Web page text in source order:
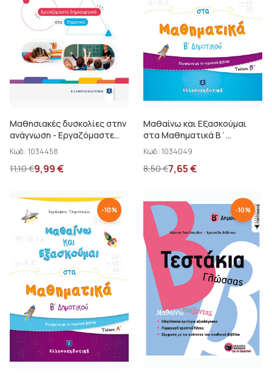
Mαθησιακές δυσκολίες στην
ανάγνωση - Εργαζόμαστε
δημιουργικά στο δημοτικό
Κωδ.:1034458
11,10€9,99€
Μαθαίνω και Εξασκούμαι
στα Μαθηματικά Β΄
Δημοτικού Β΄ τεύχος
Τσιριόπουλος Χαρ.
Κωδ.:1034049
8,50€7,65€
-10% -10%